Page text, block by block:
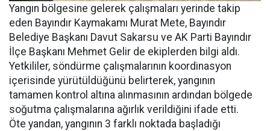
Yangın bölgesine gelerek çalışmaları yerinde takip
eden Bayındır Kaymakamı Murat Mete, Bayındır
Belediye Başkanı Davut Sakarsu ve AK Parti Bayındır
İlçe Başkanı Mehmet Gelir de ekiplerden bilgi aldı.
Yetkililer, söndürme çalışmalarının koordinasyon
içerisinde yürütüldüğünü belirterek, yangının
tamamen kontrol altına alınmasının ardından bölgede
soğutma çalışmalarına ağırlık verildiğini ifade etti.
Öte yandan, yangının 3 farklı noktada başladığı